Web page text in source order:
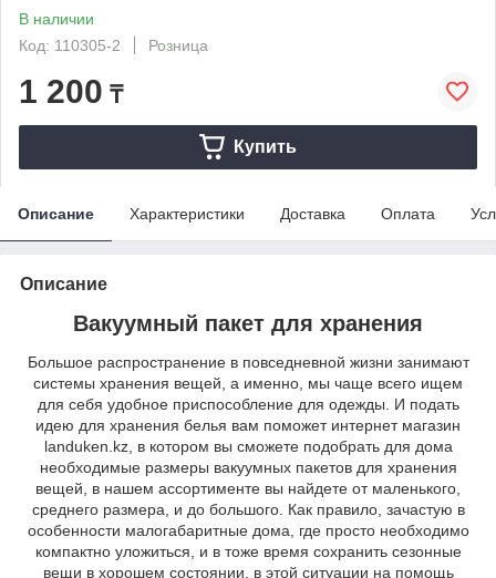
В наличии
Код: 110305-2
Розница
1 200 ₸
Купить
Описание Характеристики Доставка Оплата
Описание
Вакуумный пакет для хранения
Большое распространение в повседневной жизни занимают
системы хранения вещей, а именно, мы чаще всего ищем
для себя удобное приспособление для одежды. И подать
идею для хранения белья вам поможет интернет магазин
landuken.kz, в котором вы сможете подобрать для дома
необходимые размеры вакуумных пакетов для хранения
вещей, в нашем ассортименте вы найдете от маленького,
среднего размера, и до большого. Как правило, зачастую в
особенности малогабаритные дома, где просто необходимо
компактно уложиться, и в тоже время сохранить сезонные
вещи в хорошем состоянии, в этой ситуации на помощь